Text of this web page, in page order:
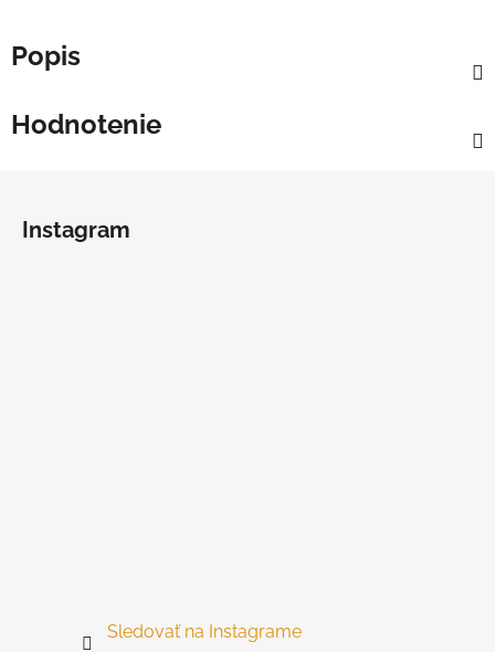
Popis
Hodnotenie
Instagram
Sledovať na Instagrame